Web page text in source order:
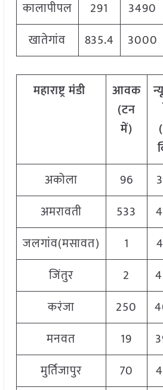
कालापीपल 291 3490
खातेगांव
835.4 3000
महाराष्ट्रमंडी
आवक
(टन
में)
अकोला
96
अमरावती
533
जलगांव(मसावत)
1
जिंतुर
2
करंजा
250
मनवत
19
मुर्तिजापुर
70